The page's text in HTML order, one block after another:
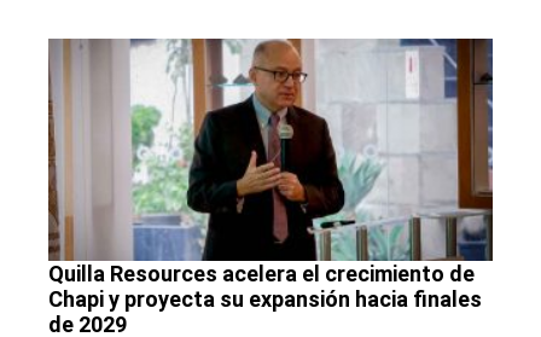
Quilla Resources acelera el crecimiento de
Chapi y proyecta su expansión hacia finales
de 2029